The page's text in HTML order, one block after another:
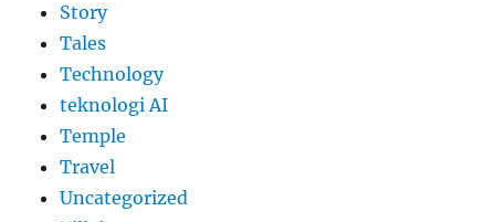
Story
Tales
Technology
teknologi AI
Temple
Travel
Uncategorized